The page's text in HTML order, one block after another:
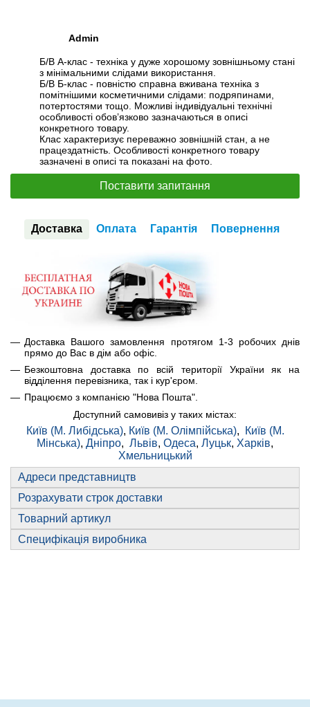
Admin
Б/В А-клас - техніка у дуже хорошому зовнішньому стані
з мінімальними слідами використання.
Б/В Б-клас - повністю справна вживана техніка з
помітнішими косметичними слідами: подряпинами,
потертостями тощо. Можливі індивідуальні технічні
особливості обов’язково зазначаються в описі
конкретного товару.
Клас характеризує переважно зовнішній стан, а не
працездатність. Особливості конкретного товару
зазначені в описі та показані на фото.
Поставити запитання
Доставка Оплата Гарантія Повернення
Доставка Вашого замовлення протягом 1-3 робочих днів
прямо до Вас в дім або офіс.
Безкоштовна доставка по всій території України як на
відділення перевізника, так і кур'єром.
Працюємо з компанією "Нова Пошта".
Доступний самовивіз у таких містах:
Київ (М. Либідська), Київ (М. Олімпійська),
Київ (М.
Мінська), Дніпро, Львів, Одеса, Луцьк, Харків,
Хмельницький
Адреси представництв
Розрахувати строк доставки
Товарний артикул
Специфікація виробника